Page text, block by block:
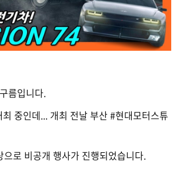
름입니다.
중인데... 개최 전날 부산 #현대모터스튜
으로 비공개 행사가 진행되었습니다.